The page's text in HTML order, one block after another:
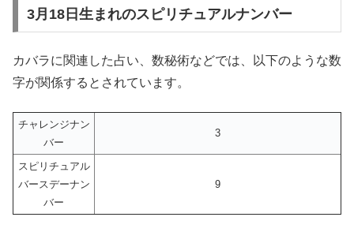
3月18日生まれのスピリチュアルナンバー
カバラに関連した占い、数秘術などでは、以下のような数
字が関係するとされています。
チャレンジナン
バー
3
スピリチュアル
バースデーナン
バー
9